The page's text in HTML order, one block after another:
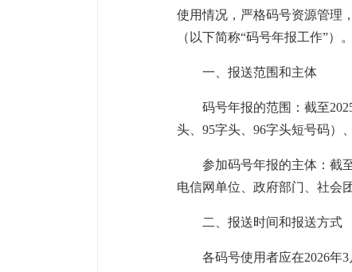
使用情况，严格码号资源管理
（以下简称“码号年报工作”）
一、报送范围和主体
码号年报的范围：截至
头、95字头、96字头短号码）
参加码号年报的主体：截
电信网单位、政府部门、社会
二、报送时间和报送方式
各码号使用者应在2026年